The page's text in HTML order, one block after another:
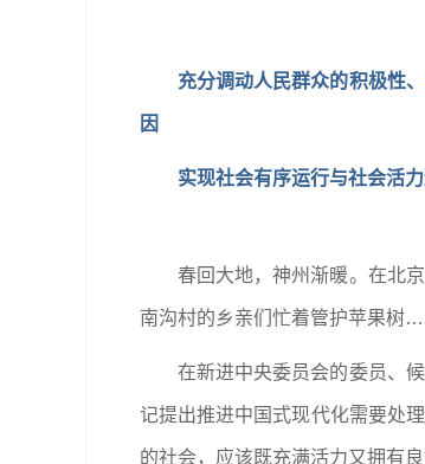
充分调动人民群众的积极性
因
实现社会有序运行与社会活
春回大地，神州渐暖。在北
南沟村的乡亲们忙着管护苹果树
在新进中央委员会的委员、
记提出推进中国式现代化需要处
的社会，应该既充满活力又拥有